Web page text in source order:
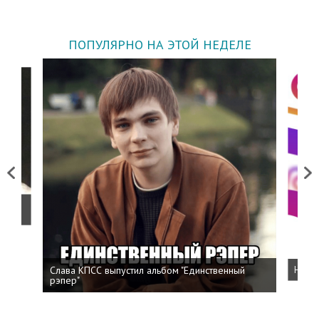
ПОПУЛЯРНО НА ЭТОЙ НЕДЕЛЕ
Previous
Слава КПСС выпустил альбом "Единственный
рэпер"
Next